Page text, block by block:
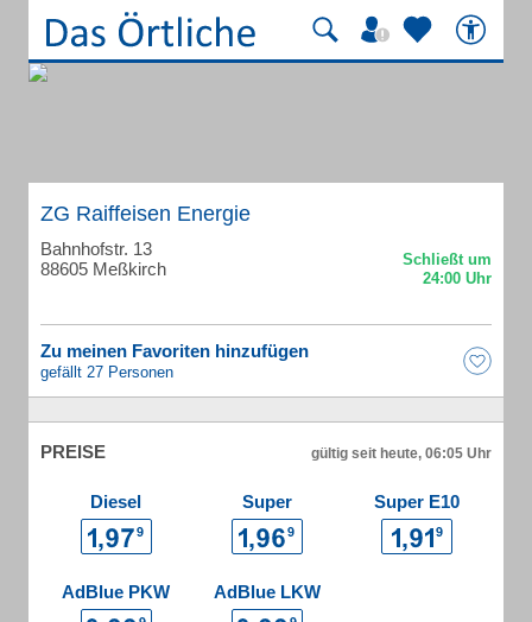
ZG Raiffeisen Energie
Bahnhofstr. 13
88605 Meßkirch
Zu meinen Favoriten hinzufügen
gefällt 27 Personen
PREISE gültig seit heute, 06:05 Uhr
Diesel Super Super E10
AdBlue PKW AdBlue LKW